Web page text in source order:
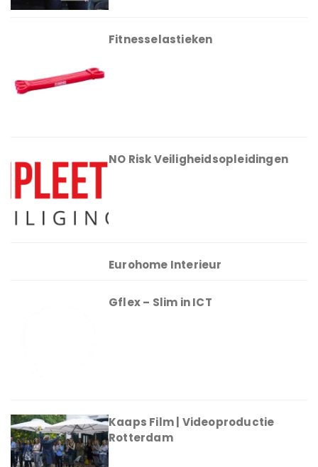
Fitnesselastieken
NO Risk Veiligheidsopleidingen
Eurohome Interieur
Gflex – Slim in ICT
Kaaps Film | Videoproductie
Rotterdam